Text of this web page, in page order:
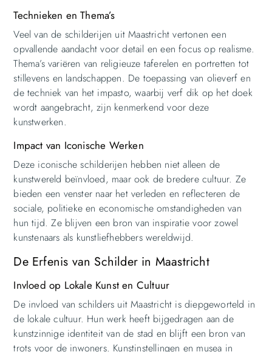
Technieken en Thema’s
Veel van de schilderijen uit Maastricht vertonen een
opvallende aandacht voor detail en een focus op realisme.
Thema’s variëren van religieuze taferelen en portretten tot
stillevens en landschappen. De toepassing van olieverf en
de techniek van het impasto, waarbij verf dik op het doek
wordt aangebracht, zijn kenmerkend voor deze
kunstwerken.
Impact van Iconische Werken
Deze iconische schilderijen hebben niet alleen de
kunstwereld beïnvloed, maar ook de bredere cultuur. Ze
bieden een venster naar het verleden en reflecteren de
sociale, politieke en economische omstandigheden van
hun tijd. Ze blijven een bron van inspiratie voor zowel
kunstenaars als kunstliefhebbers wereldwijd.
De Erfenis van Schilder in Maastricht
Invloed op Lokale Kunst en Cultuur
De invloed van schilders uit Maastricht is diepgeworteld in
de lokale cultuur. Hun werk heeft bijgedragen aan de
kunstzinnige identiteit van de stad en blijft een bron van
trots voor de inwoners. Kunstinstellingen en musea in